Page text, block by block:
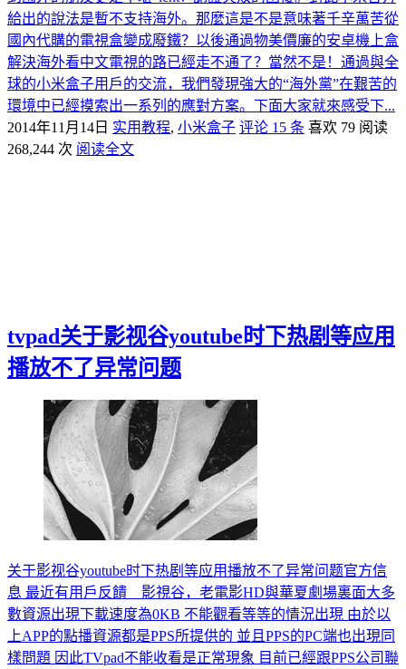
給出的說法是暫不支持海外。那麼這是不是意味著千辛萬苦從
國內代購的電視盒變成廢鐵？以後通過物美價廉的安卓機上盒
解決海外看中文電視的路已經走不通了？當然不是！通過與全
球的小米盒子用戶的交流，我們發現強大的“海外黨”在艱苦的
環境中已經摸索出一系列的應對方案。下面大家就來感受下...
2014年11月14日 实用教程, 小米盒子 评论 15 条 喜欢 79 阅读
268,244 次 阅读全文
tvpad关于影视谷youtube时下热剧等应用
播放不了异常问题
关于影视谷youtube时下热剧等应用播放不了异常问题官方信
息 最近有用戶反饋 影視谷，老電影HD與華夏劇場裏面大多
數資源出現下載速度為0KB 不能觀看等等的情況出現 由於以
上APP的點播資源都是PPS所提供的 並且PPS的PC端也出現同
樣問題 因此TVpad不能收看是正常現象 目前已經跟PPS公司聯